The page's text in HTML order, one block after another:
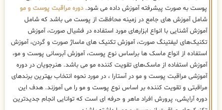
پوست به صورت پیشرفته آموزش داده می شود.دوره مراقبت پوست و مو
شامل آموزش های جامع در زمینه محافظت از پوست می باشد که شامل
آموزش آشنایی با انواع ابزارهای مورد استفاده در فشیال صورت، آموزش
تکنیک‌های لیفتینگ صورت، آموزش تکنیک های ماساژ صورت و گردن، آموزش
استفاده از انواع ماسک ها براساس نوع پوست، آموزش آبرسانی پوست و مو،
آموزش استفاده از ماسک‌های تقویت کننده مو می باشد. هنرجویان در دوره
آموزشی مراقبت پوست و مو در آستارا ، در مورد نحوه انتخاب بهترین برندهای
مراقبتی و تقویت کننده بر اساس نوع پوست و مو را می آموزند. هدف این
دوره آرایشی، پرورش افراد ماهر و حرفه ای است که توانایی انجام جدیدترین